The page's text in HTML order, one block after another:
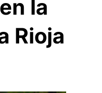
la
Rioja